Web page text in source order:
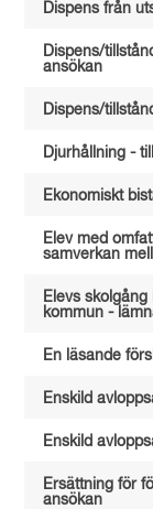
Dispens från
Dispens/
ansökan
Dispens/
Djurhållning -
Ekonomiskt
Elev med
samverkan
Elevs
kommun -
En läsande
Enskild
Enskild
Ersättning för
ansökan